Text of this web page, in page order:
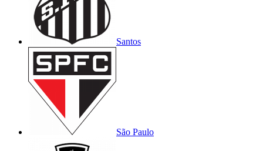
Santos
São Paulo